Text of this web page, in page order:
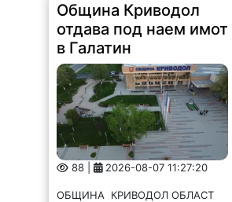
Община Криводол
отдава под наем имот
в Галатин
88 | 2026-08-07 11:27:20
ОБЩИНА КРИВОДОЛ ОБЛАСТ